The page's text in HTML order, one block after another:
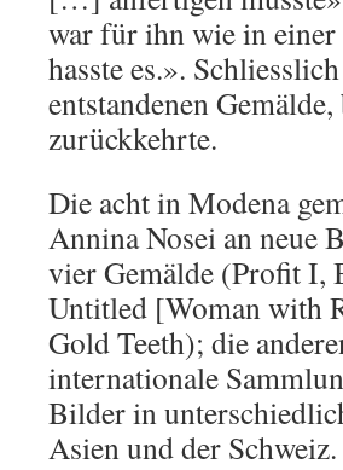
war für ihn wie in
hasste es.».
entstandenen
zurückkehrte.
Die acht in Modena
Annina Nosei an neue
vier Gemälde (Profit I,
Untitled [Woman with
Gold Teeth); die
internationale
Bilder in
Asien und der